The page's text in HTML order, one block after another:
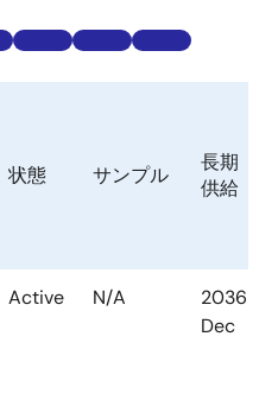
状態 サンプル
長期
供給
Active N/A
2036
Dec